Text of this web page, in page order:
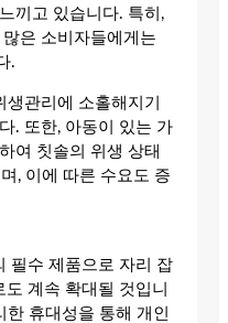
끼고 있습니다. 특히,
은 소비자들에게는
.
관리에 소홀해지기
. 또한, 아동이 있는 가
여 칫솔의 위생 상태
, 이에 따른 수요도 증
필수 제품으로 자리 잡
계속 확대될 것입니
휴대성을 통해 개인